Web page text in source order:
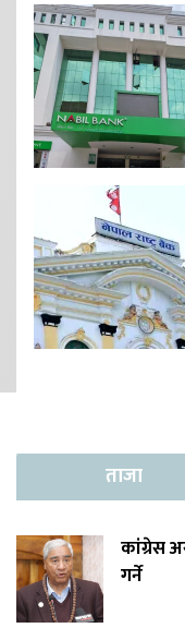
ताजा
कांग्रेस
गर्ने